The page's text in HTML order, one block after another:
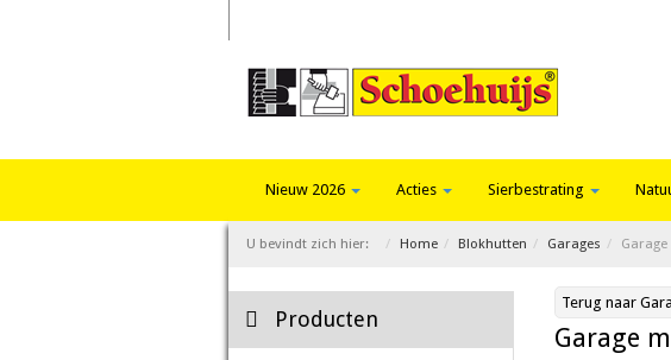
Nieuw 2026 Acties Sierbestrating
U bevindt zich hier: Home Blokhutten Garages
Producten
Terug naar
Garage